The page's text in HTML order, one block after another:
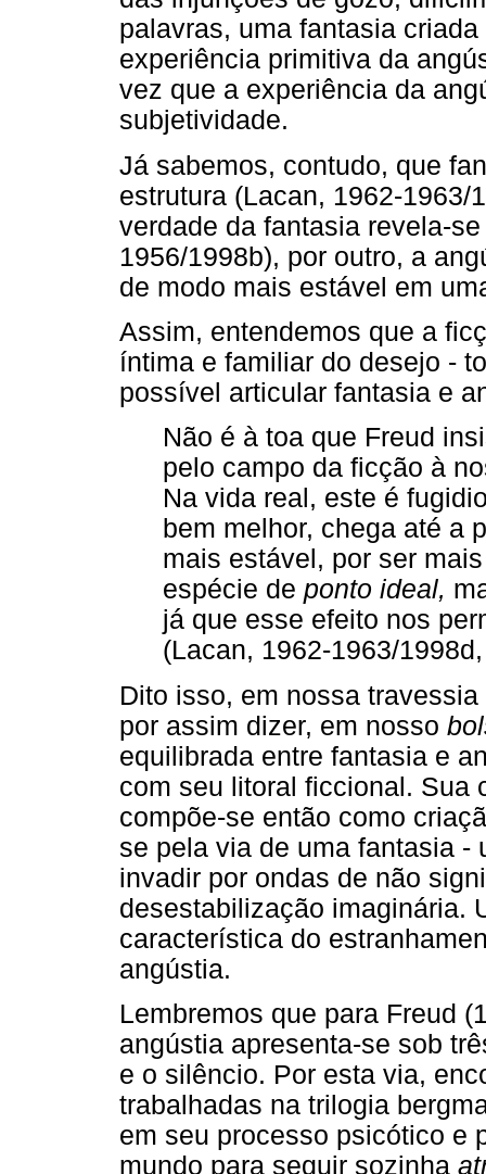
palavras, uma fantasia
experiência primitiva da
vez que a experiência da
subjetividade.
Já sabemos, contudo, que
estrutura (Lacan, 1962-1963/
verdade da fantasia revela-
1956/1998b), por outro, a
de modo mais estável em
Assim, entendemos que a
íntima e familiar do desejo -
possível articular fantasia e
Não é à toa que Freud
pelo campo da ficção à
Na vida real, este é
bem melhor, chega até a
mais estável, por ser
espécie de ponto ideal,
já que esse efeito nos
(Lacan, 1962-1963/
Dito isso, em nossa
por assim dizer, em nosso
equilibrada entre fantasia e
com seu litoral ficcional. Sua
compõe-se então como
se pela via de uma fantasia -
invadir por ondas de não
desestabilização imaginária.
característica do
angústia.
Lembremos que para Freud
angústia apresenta-se sob
e o silêncio. Por esta via,
trabalhadas na trilogia
em seu processo psicótico e
mundo para seguir sozinha